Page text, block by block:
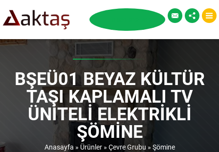
BŞEÜ01 BEYAZ KÜLTÜR
TAŞI KAPLAMALI TV
ÜNITELI ELEKTRIKLI
ŞÖMINE
Anasayfa » Ürünler» Çevre Grubu » Şömine